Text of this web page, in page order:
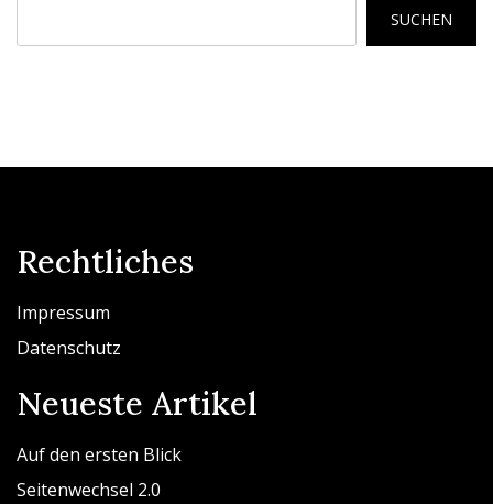
SUCHEN
Rechtliches
Impressum
Datenschutz
Neueste Artikel
Auf den ersten Blick
Seitenwechsel 2.0